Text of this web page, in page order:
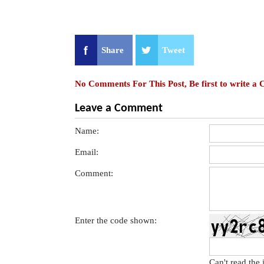
Share Tweet
No Comments For This Post, Be first to write a
Leave a Comment
Name:
Email:
Comment:
Enter the code shown: